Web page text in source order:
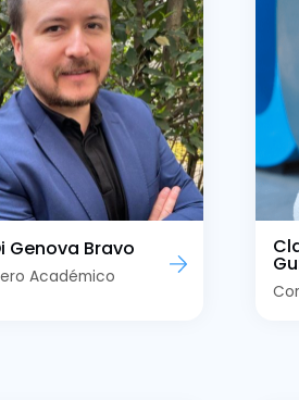
Genova Bravo
Académico